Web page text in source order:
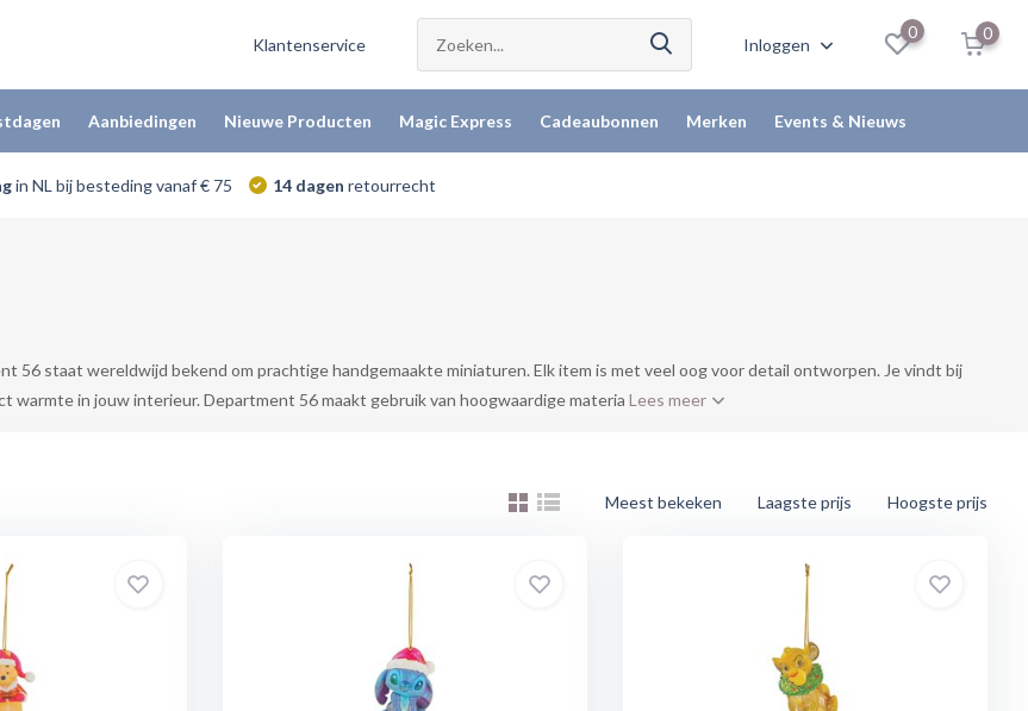
Klantenservice Inloggen
0 0
Aanbiedingen Nieuwe Producten Magic Express Cadeaubonnen Merken Events & Nieuws
in NL bij besteding vanaf € 75 14 dagen retourrecht
56 staat wereldwijd bekend om prachtige handgemaakte miniaturen. Elk item is met veel oog voor detail ontworpen. Je vindt bij
in jouw interieur. Department 56 maakt gebruik van hoogwaardige materia Lees meer
Meest bekeken Laagste prijs Hoogste prijs